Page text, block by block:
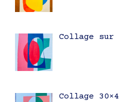
Collage sur
Collage